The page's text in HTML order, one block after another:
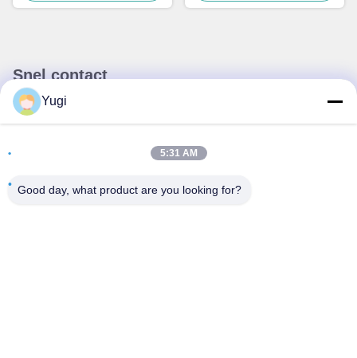
Snel contact
Adres
Xingye EastRoad, Shunjiang Community Industrial Park,
Yugi
5:31 AM
Good day, what product are you looking for?